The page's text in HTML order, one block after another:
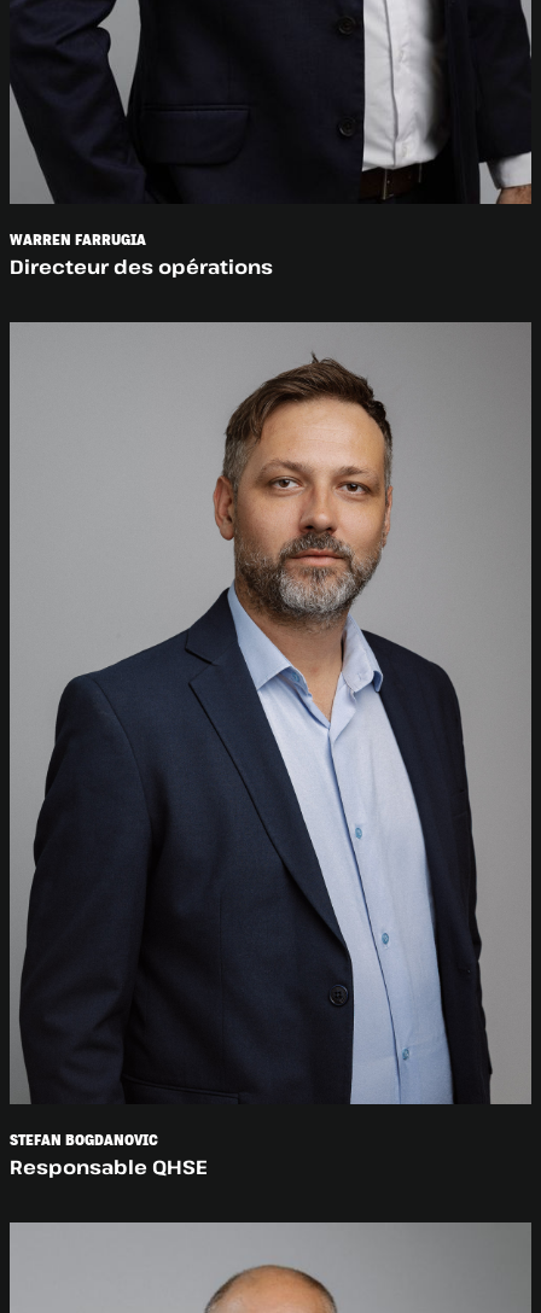
WARREN FARRUGIA
Directeur des opérations
STEFAN BOGDANOVIC
Responsable QHSE